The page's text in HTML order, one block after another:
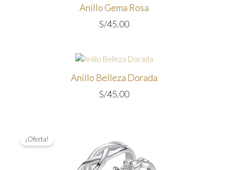
Anillo Gema Rosa
S/45.00
Anillo Belleza Dorada
S/45.00
¡Oferta!